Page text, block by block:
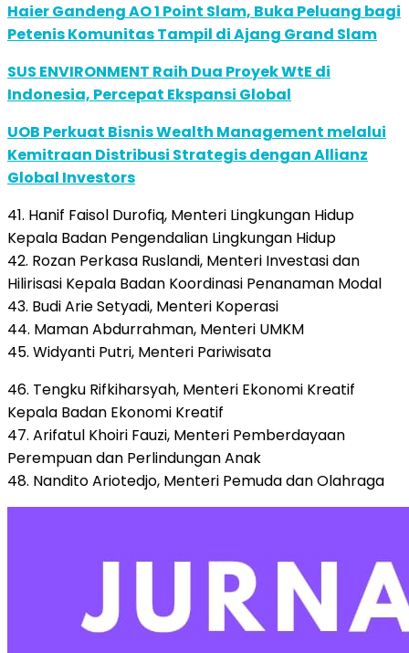
Haier Gandeng AO 1 Point Slam, Buka Peluang bagi
Petenis Komunitas Tampil di Ajang Grand Slam
SUS ENVIRONMENT Raih Dua Proyek WtE di
Indonesia, Percepat Ekspansi Global
UOB Perkuat Bisnis Wealth Management melalui
Kemitraan Distribusi Strategis dengan Allianz
Global Investors
41. Hanif Faisol Durofiq, Menteri Lingkungan Hidup
Kepala Badan Pengendalian Lingkungan Hidup
42. Rozan Perkasa Ruslandi, Menteri Investasi dan
Hilirisasi Kepala Badan Koordinasi Penanaman Modal
43. Budi Arie Setyadi, Menteri Koperasi
44. Maman Abdurrahman, Menteri UMKM
45. Widyanti Putri, Menteri Pariwisata
46. Tengku Rifkiharsyah, Menteri Ekonomi Kreatif
Kepala Badan Ekonomi Kreatif
47. Arifatul Khoiri Fauzi, Menteri Pemberdayaan
Perempuan dan Perlindungan Anak
48. Nandito Ariotedjo, Menteri Pemuda dan Olahraga